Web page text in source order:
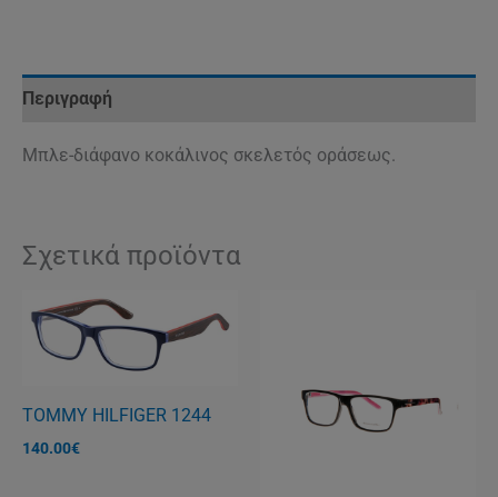
Περιγραφή
Μπλε-διάφανο κοκάλινος σκελετός οράσεως.
Σχετικά προϊόντα
TOMMY HILFIGER 1244
140.00€